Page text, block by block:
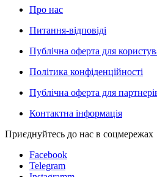
Про нас
Питання-відповіді
Публічна оферта для
Політика конфіденційності
Публічна оферта для
Контактна інформація
Приєднуйтесь до нас в соцмережах
Facebook
Telegram